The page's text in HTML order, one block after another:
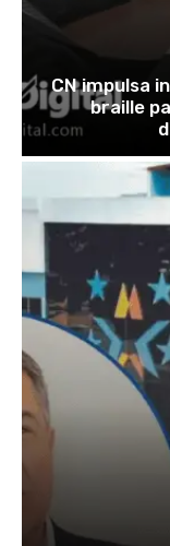
CN impulsa
braille